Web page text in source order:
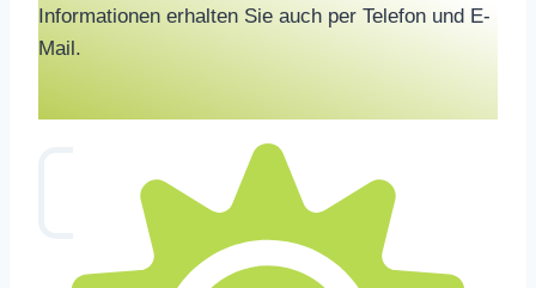
Informationen erhalten Sie auch per Telefon und E-
Mail.